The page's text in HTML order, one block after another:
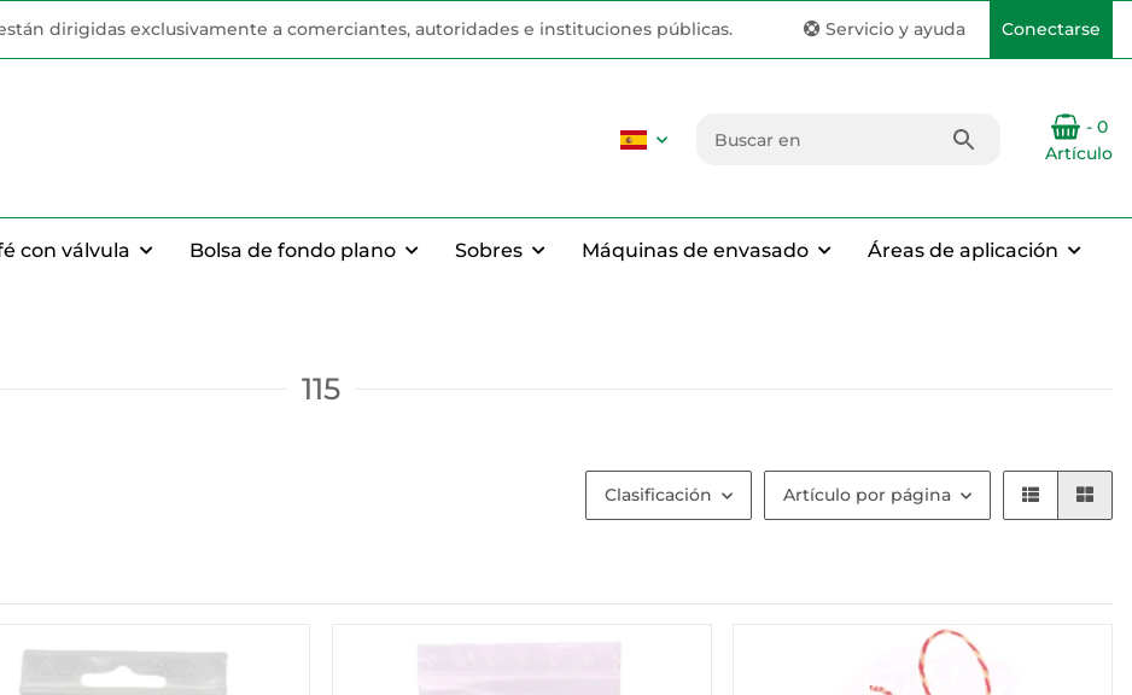
dirigidas exclusivamente a comerciantes, autoridades e instituciones públicas. Servicio y ayuda Conectarse
- 0
Artículo
con válvula Bolsa de fondo plano Sobres Máquinas de envasado Áreas de aplicación
115
Clasificación Artículo por página